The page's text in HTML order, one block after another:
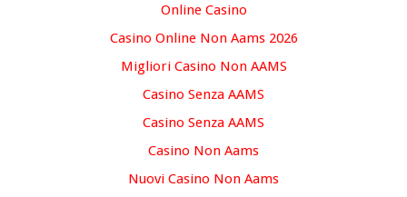
Online Casino
Casino Online Non Aams 2026
Migliori Casino Non AAMS
Casino Senza AAMS
Casino Senza AAMS
Casino Non Aams
Nuovi Casino Non Aams